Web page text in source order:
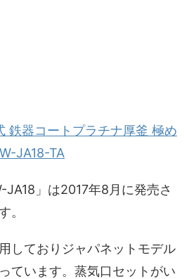
鉄器コートプラチナ厚釜 極め
JA18-TA
JA18」は2017年8月に発売さ
。
しておりジャパネットモデル
ています。蒸気口セットがい